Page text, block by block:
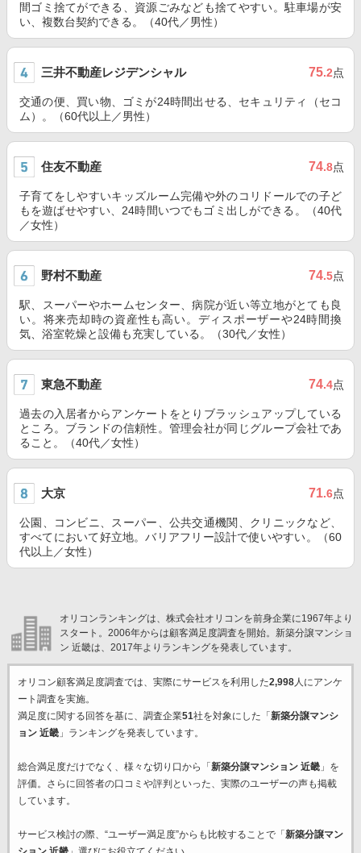
間ゴミ捨てができる、資源ごみなども捨てやすい。駐車場が安
い、複数台契約できる。（40代／男性）
三井不動産レジデンシャル 75.2点
交通の便、買い物、ゴミが24時間出せる、セキュリティ（セコ
ム）。（60代以上／男性）
住友不動産 74.8点
子育てをしやすいキッズルーム完備や外のコリドールでの子ど
もを遊ばせやすい、24時間いつでもゴミ出しができる。（40代
／女性）
野村不動産 74.5点
駅、スーパーやホームセンター、病院が近い等立地がとても良
い。将来売却時の資産性も高い。ディスポーザーや24時間換
気、浴室乾燥と設備も充実している。（30代／女性）
東急不動産 74.4点
過去の入居者からアンケートをとりブラッシュアップしている
ところ。ブランドの信頼性。管理会社が同じグループ会社であ
ること。（40代／女性）
大京 71.6点
公園、コンビニ、スーパー、公共交通機関、クリニックなど、
すべてにおいて好立地。バリアフリー設計で使いやすい。（60
代以上／女性）
オリコンランキングは、株式会社オリコンを前身企業に1967年より
スタート。2006年からは顧客満足度調査を開始。新築分譲マンショ
ン 近畿は、2017年よりランキングを発表しています。
オリコン顧客満足度調査では、実際にサービスを利用した2,998人にアンケ
ート調査を実施。
満足度に関する回答を基に、調査企業51社を対象にした「 新築分譲マンシ
ョン 近畿」ランキングを発表しています。
総合満足度だけでなく、様々な切り口から「 新築分譲マンション 近畿」を
評価。さらに回答者の口コミや評判といった、実際のユーザーの声も掲載
しています。
サービス検討の際、“ユーザー満足度”からも比較することで「 新築分譲マン